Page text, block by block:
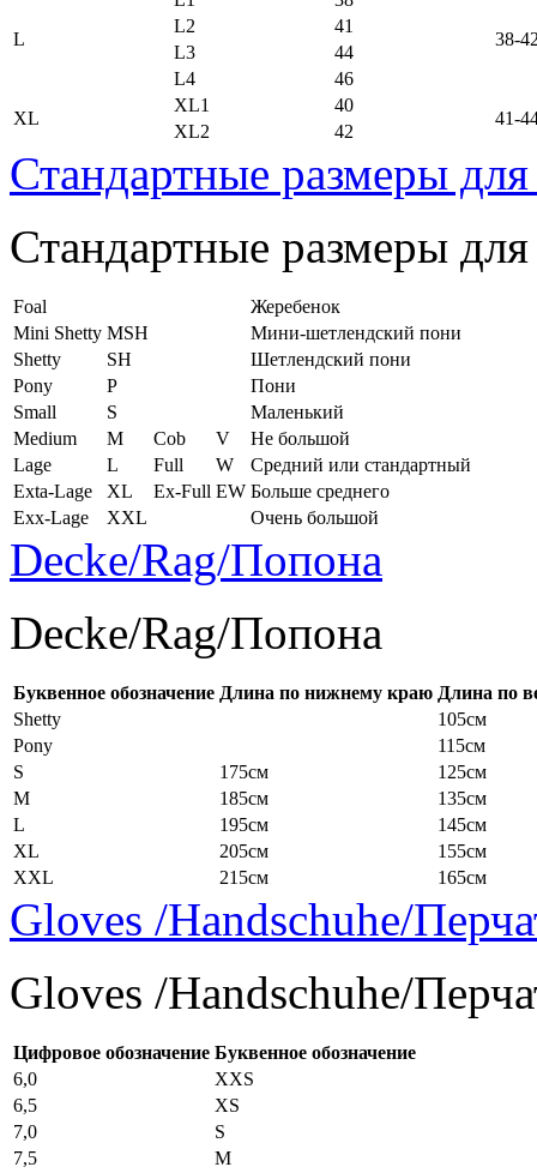
L
38-
L2
41
L3
44
L4
46
XL
XL1 40
41-
XL2 42
Стандартные размеры
Стандартные размеры
Foal
Жеребенок
Mini Shetty MSH
Мини-шетлендский пони
Shetty
SH
Шетлендский пони
Pony
P
Пони
Small
S
Маленький
Medium
M Cob V
Не большой
Lage
L Full W
Средний или стандартный
Exta-Lage
XL Ex-Full EW Больше среднего
Exx-Lage
XXL Очень большой
Decke/Rag/Попона
Decke/Rag/Попона
Буквенное обозначение Длина по нижнему краю Длина по
Shetty
105см
Pony
115см
S
175см
125см
M
185см
135см
L
195см
145см
XL
205см
155см
XXL
215см 165см
Gloves /Handschuhe/
Gloves /Handschuhe/
Цифровое обозначение Буквенное обозначение
6,0
XXS
6,5
XS
7,0
S
7,5
M